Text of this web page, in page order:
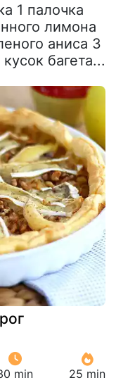
1 палочка
лимона
аниса 3
багета...
min 25 min